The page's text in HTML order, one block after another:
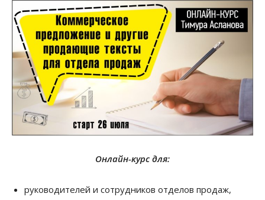
Онлайн-курс для:
руководителей и сотрудников отделов продаж,